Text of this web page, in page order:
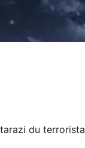
du terrorista